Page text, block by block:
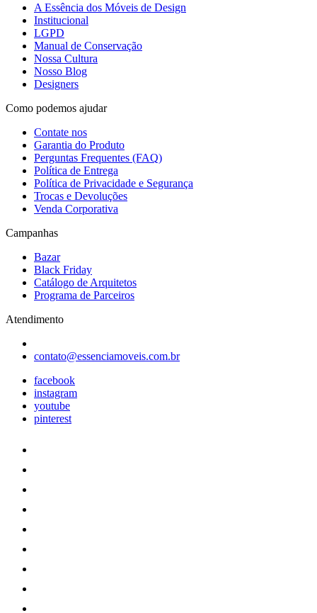
A Essência dos Móveis de Design
Institucional
LGPD
Manual de Conservação
Nossa Cultura
Nosso Blog
Designers
Como podemos ajudar
Contate nos
Garantia do Produto
Perguntas Frequentes (FAQ)
Política de Entrega
Política de Privacidade e Segurança
Trocas e Devoluções
Venda Corporativa
Campanhas
Bazar
Black Friday
Catálogo de Arquitetos
Programa de Parceiros
Atendimento
contato@essenciamoveis.com.br
facebook
instagram
youtube
pinterest